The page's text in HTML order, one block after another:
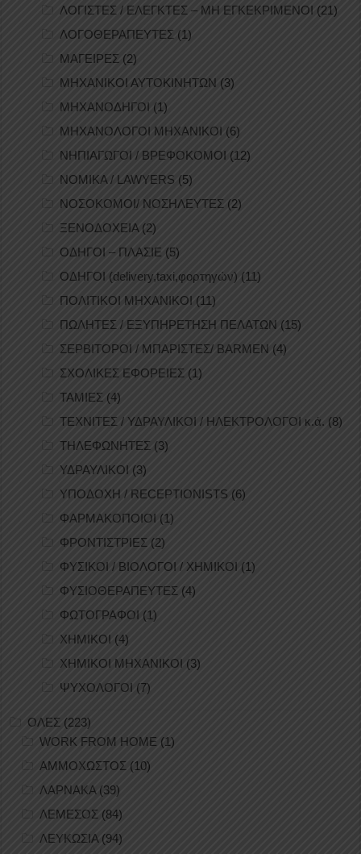
ΛΟΓΙΣΤΕΣ / ΕΛΕΓΚΤΕΣ – ΜΗ ΕΓΚΕΚΡΙΜΕΝΟΙ (21)
ΛΟΓΟΘΕΡΑΠΕΥΤΕΣ (1)
ΜΑΓΕΙΡΕΣ (2)
ΜΗΧΑΝΙΚΟΙ ΑΥΤΟΚΙΝΗΤΩΝ (3)
ΜΗΧΑΝΟΔΗΓΟΙ (1)
ΜΗΧΑΝΟΛΟΓΟΙ ΜΗΧΑΝΙΚΟΙ (6)
ΝΗΠΙΑΓΩΓΟΙ / ΒΡΕΦΟΚΟΜΟΙ (12)
ΝΟΜΙΚΑ / LAWYERS (5)
ΝΟΣΟΚΟΜΟΙ/ ΝΟΣΗΛΕΥΤΕΣ (2)
ΞΕΝΟΔΟΧΕΙΑ(2)
ΟΔΗΓΟΙ – ΠΛΑΣΙΕ (5)
ΟΔΗΓΟΙ (delivery,taxi,φορτηγών) (11)
ΠΟΛΙΤΙΚΟΙ ΜΗΧΑΝΙΚΟΙ (11)
ΠΩΛΗΤΕΣ / ΕΞΥΠΗΡΕΤΗΣΗ ΠΕΛΑΤΩΝ (15)
ΣΕΡΒΙΤΟΡΟΙ / ΜΠΑΡΙΣΤΕΣ/ BARMEN (4)
ΣΧΟΛΙΚΕΣ ΕΦΟΡΕΙΕΣ (1)
ΤΑΜΙΕΣ (4)
ΤΕΧΝΙΤΕΣ / ΥΔΡΑΥΛΙΚΟΙ / ΗΛΕΚΤΡΟΛΟΓΟΙ κ.ά. (8)
ΤΗΛΕΦΩΝΗΤΕΣ (3)
ΥΔΡΑΥΛΙΚΟΙ (3)
ΥΠΟΔΟΧΗ / RECEPTIONISTS (6)
ΦΑΡΜΑΚΟΠΟΙΟΙ (1)
ΦΡΟΝΤΙΣΤΡΙΕΣ (2)
ΦΥΣΙΚΟΙ / ΒΙΟΛΟΓΟΙ / ΧΗΜΙΚΟΙ (1)
ΦΥΣΙΟΘΕΡΑΠΕΥΤΕΣ (4)
ΦΩΤΟΓΡΑΦΟΙ (1)
ΧΗΜΙΚΟΙ (4)
ΧΗΜΙΚΟΙ ΜΗΧΑΝΙΚΟΙ (3)
ΨΥΧΟΛΟΓΟΙ (7)
ΟΛΕΣ (223)
WORK FROM HOME (1)
ΑΜΜΟΧΩΣΤΟΣ (10)
ΛΑΡΝΑΚΑ (39)
ΛΕΜΕΣΟΣ (84)
ΛΕΥΚΩΣΙΑ(94)